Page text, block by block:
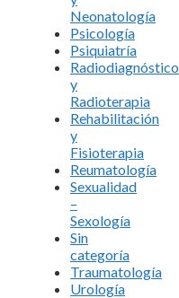
Neonatología
Psicología
Psiquiatría
Radiodiagnóstico
y
Radioterapia
Rehabilitación
y
Fisioterapia
Reumatología
Sexualidad
–
Sexología
Sin
categoría
Traumatología
Urología